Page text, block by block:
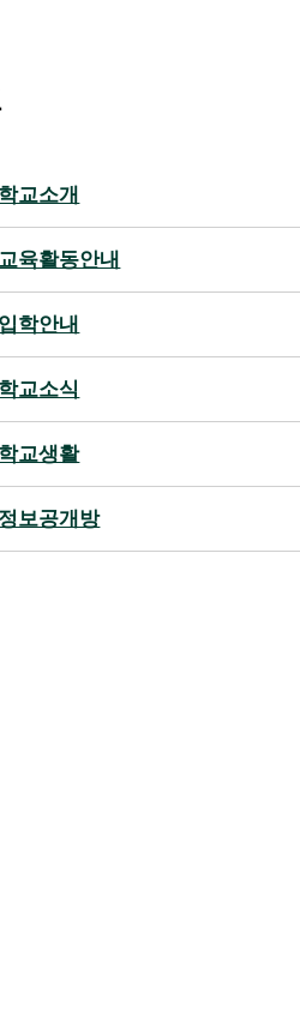
학교소개
교육활동안내
입학안내
학교소식
학교생활
정보공개방
학교소개
교육활동안내
입학안내
학교소식
학교생활
정보공개방
씀
행하리니 이제 나타낼
알지 못하겠느냐 반드시
사막에 강을 내리니
사야 43:19
식을 가장 빠르게 찾아보실 수